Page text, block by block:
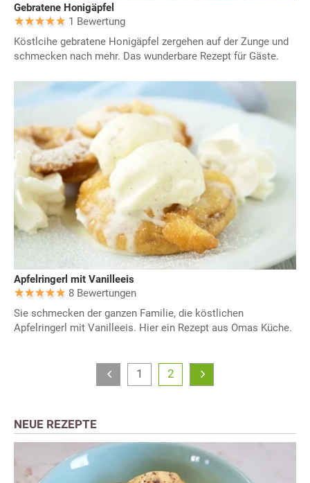
Gebratene Honigäpfel
1 Bewertung
Köstlcihe gebratene Honigäpfel zergehen auf der Zunge und
schmecken nach mehr. Das wunderbare Rezept für Gäste.
Apfelringerl mit Vanilleeis
8 Bewertungen
Sie schmecken der ganzen Familie, die köstlichen
Apfelringerl mit Vanilleeis. Hier ein Rezept aus Omas Küche.
1 2
NEUE REZEPTE